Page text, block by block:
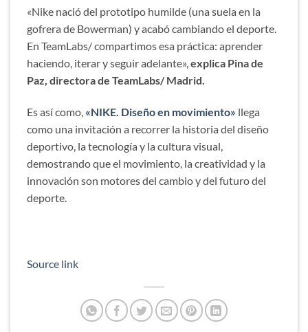
«Nike nació del prototipo humilde (una suela en la
gofrera de Bowerman) y acabó cambiando el deporte.
En TeamLabs/ compartimos esa práctica: aprender
haciendo, iterar y seguir adelante»,explica Pina de
Paz, directora de TeamLabs/ Madrid.
Es así como, «NIKE. Diseño en movimiento» llega
como una invitación a recorrer la historia del diseño
deportivo, la tecnología y la cultura visual,
demostrando que el movimiento, la creatividad y la
innovación son motores del cambio y del futuro del
deporte.
Source link